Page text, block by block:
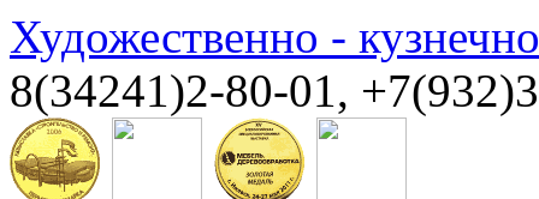
Художественно -
8(34241)2-80-01,